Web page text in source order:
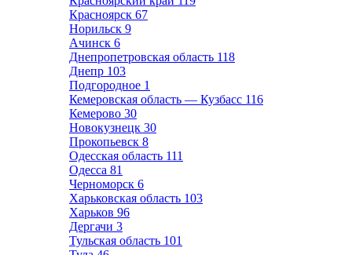
Красноярск 67
Норильск 9
Ачинск 6
Днепропетровская область 118
Днепр 103
Подгородное 1
Кемеровская область — Кузбасс 116
Кемерово 30
Новокузнецк 30
Прокопьевск 8
Одесская область 111
Одесса 81
Черноморск 6
Харьковская область 103
Харьков 96
Дергачи 3
Тульская область 101